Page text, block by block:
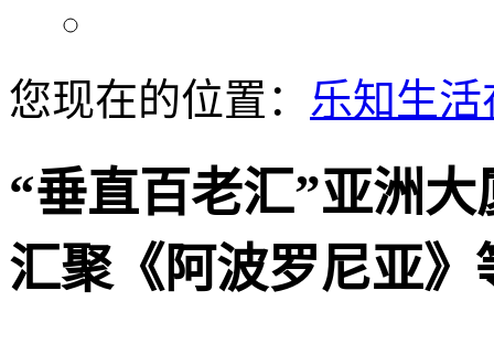
您现在的位置： 乐知生活
“垂直百老汇”亚洲
汇聚《阿波罗尼亚》